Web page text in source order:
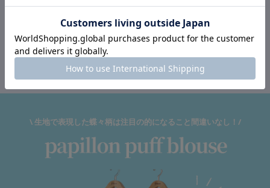
\ 生地で表現した蝶々柄は注目の的になること間違いなし！/